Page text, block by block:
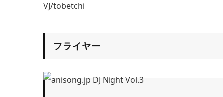
VJ/tobetchi
フライヤー